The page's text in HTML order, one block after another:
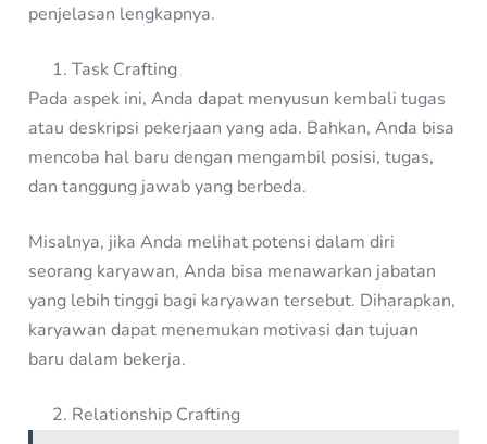
penjelasan lengkapnya.
Task Crafting
Pada aspek ini, Anda dapat menyusun kembali tugas
atau deskripsi pekerjaan yang ada. Bahkan, Anda bisa
mencoba hal baru dengan mengambil posisi, tugas,
dan tanggung jawab yang berbeda.
Misalnya, jika Anda melihat potensi dalam diri
seorang karyawan, Anda bisa menawarkan jabatan
yang lebih tinggi bagi karyawan tersebut. Diharapkan,
karyawan dapat menemukan motivasi dan tujuan
baru dalam bekerja.
Relationship Crafting